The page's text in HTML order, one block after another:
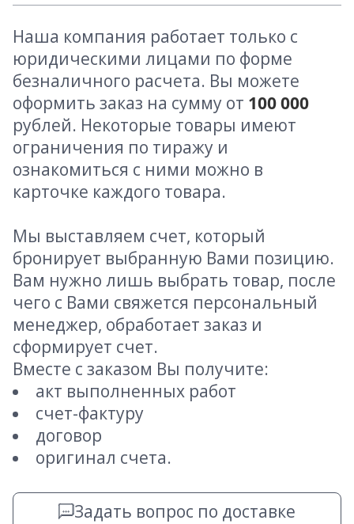
Наша компания работает только с
юридическими лицами по форме
безналичного расчета. Вы можете
оформить заказ на сумму от 100 000
рублей. Некоторые товары имеют
ограничения по тиражу и
ознакомиться с ними можно в
карточке каждого товара.
Мы выставляем счет, который
бронирует выбранную Вами позицию.
Вам нужно лишь выбрать товар, после
чего с Вами свяжется персональный
менеджер, обработает заказ и
сформирует счет.
Вместе с заказом Вы получите:
акт выполненных работ
счет-фактуру
договор
оригинал счета.
Задать вопрос по доставке